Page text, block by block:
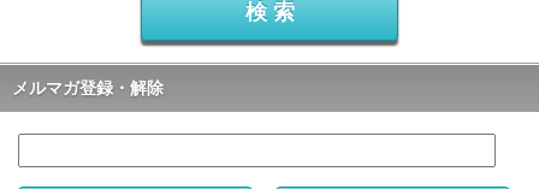
メルマガ登録・解除